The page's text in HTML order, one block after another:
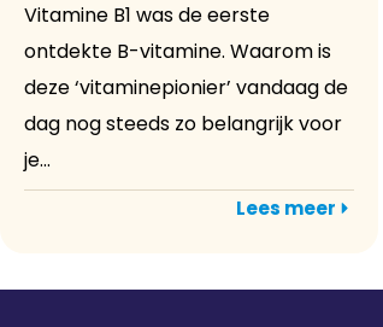
Vitamine B1 was de eerste
ontdekte B-vitamine. Waarom is
deze ‘vitaminepionier’ vandaag de
dag nog steeds zo belangrijk voor
je...
Lees meer